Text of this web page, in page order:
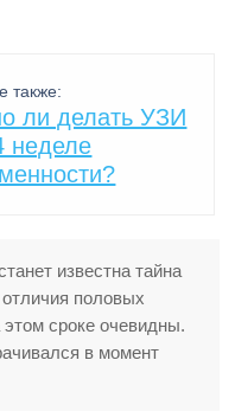
также:
ли делать УЗИ
неделе
известна тайна
половых
этом сроке очевидны.
в момент